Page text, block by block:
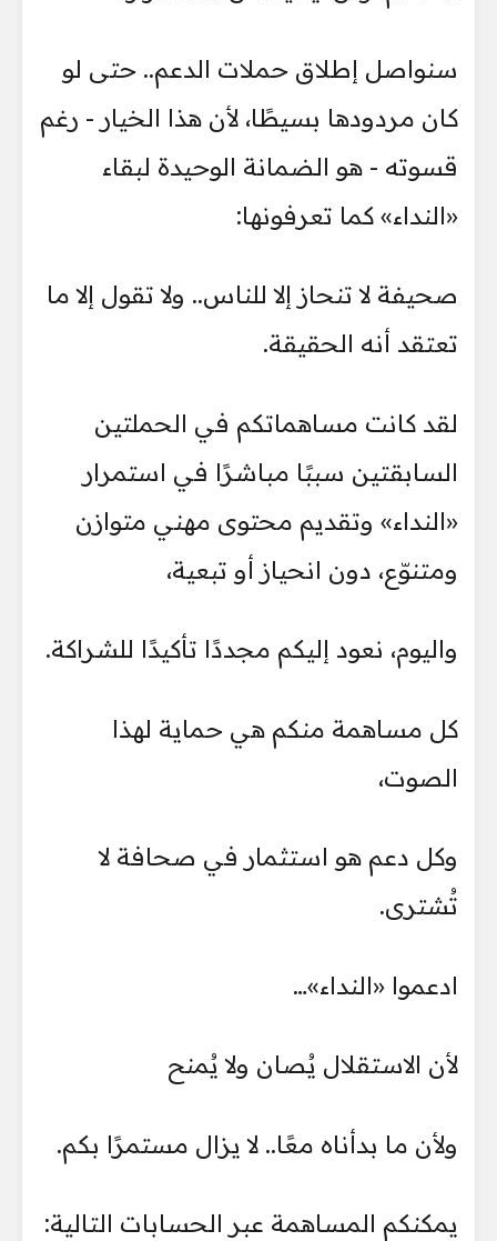
سنواصل إطلاق حملات الدعم.. حتى لو
كان مردودها بسيطًا، لأن هذا الخيار - رغم
قسوته - هو الضمانة الوحيدة لبقاء
«النداء» كما تعرفونها:
صحيفة لا تنحاز إلا للناس.. ولا تقول إلا ما
تعتقد أنه الحقيقة.
لقد كانت مساهماتكم في الحملتين
السابقتين سببًا مباشرًا في استمرار
«النداء» وتقديم محتوى مهني متوازن
ومتنوّع، دون انحياز أو تبعية،
واليوم، نعود إليكم مجددًا تأكيدًا للشراكة.
كل مساهمة منكم هي حماية لهذا
الصوت،
وكل دعم هو استثمار في صحافة لا
تُشترى.
ادعموا «النداء»…
لأن الاستقلال يُصان ولا يُمنح
ولأن ما بدأناه معًا.. لا يزال مستمرًا بكم.
يمكنكم المساهمة عبر الحسابات التالية: